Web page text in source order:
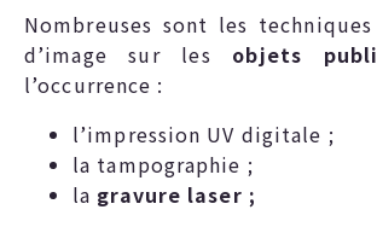
Nombreuses sont les techniques
d’image sur les objets
l’occurrence :
l’impression UV digitale ;
la tampographie ;
la gravure laser ;